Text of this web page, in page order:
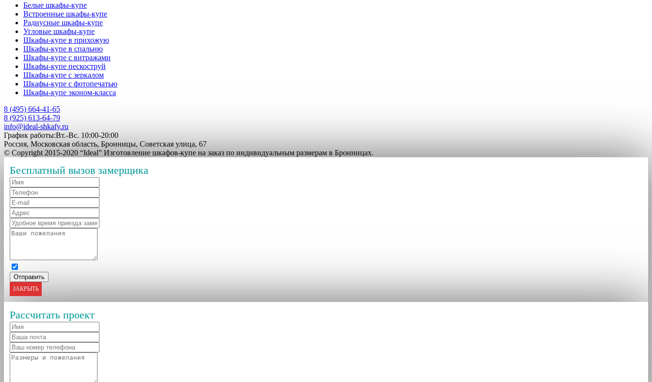
Белые шкафы-купе
Встроенные шкафы-купе
Радиусные шкафы-купе
Угловые шкафы-купе
Шкафы-купе в прихожую
Шкафы-купе в спальню
Шкафы-купе с витражами
Шкафы-купе пескоструй
Шкафы-купе с зеркалом
Шкафы-купе с фотопечатью
Шкафы-купе эконом-класса
8 (495) 664-41-65
8 (925) 613-64-79
info@ideal-shkafy.ru
График работы:Вт.-Вс. 10:00-20:00
Россия, Московская область, Бронницы, Советская улица, 67
© Copyright 2015-2020 “Ideal” Изготовление шкафов-купе на заказ по индивидуальным размерам в Бронницах.
Бесплатный вызов замерщика
ЗАКРЫТЬ
Рассчитать проект